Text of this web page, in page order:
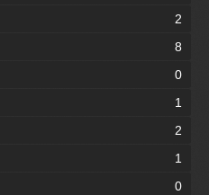
2
8
0
1
2
1
0